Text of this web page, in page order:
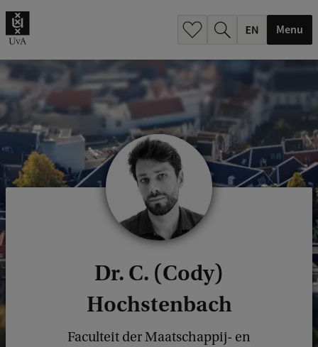
Menu
Dr. C. (Cody)
Hochstenbach
Faculteit der Maatschappij- en